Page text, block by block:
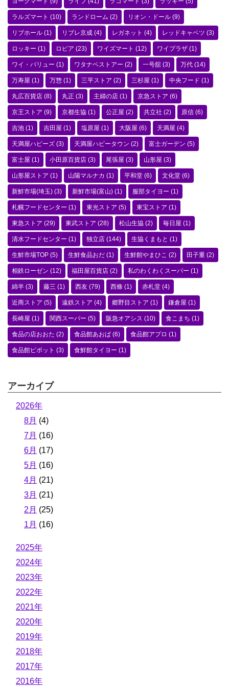
ラルズマート (10) ランドローム (2) リオン・ドール (9)
リブホール (1) リブレ京成 (4) レガネット (4) レッドキャベツ (3)
ロッキー (1) ロピア (23) ワイズマート (12) ワイプラザ (1)
ワイ・バリュー (1) ワタナベストアー (2) 一号舘 (3) 万代 (14)
万寿屋 (1) 万惣 (1) 三平ストア (2) 三杉屋 (1) 中央フード (1)
丸広百貨店 (8) 丸正 (3) 主婦の店 (1) 京急ストア (6)
京王ストア (9) 京都生協 (1) 公正屋 (2) 共立社 (2) 原信 (6)
吉池 (1) 吉田屋 (1) 塩原屋 (1) 大阪屋 (6) 天満屋 (4)
天満屋ハピーズ (3) 天満屋ハピータウン (2) 富士ガーデン (5)
富士屋 (1) 小田原百貨店 (3) 尾張屋 (3) 山形屋 (3)
山形屋ストア (1) 山陽マルナカ (1) 平和堂 (6) 文化堂 (6)
新鮮市場(埼玉) (3) 新鮮市場(富山) (1) 服部タイヨー (1)
札幌フードセンター (1) 東光ストア (5) 東宝ストア (1)
東急ストア (29) 東武ストア (28) 松山生協 (2) 毎日屋 (1)
清水フードセンター (1) 独立店 (144) 生協くまもと (1)
生鮮市場TOP (5) 生鮮食品おだ (1) 生鮮館やまひこ (2) 田子重 (2)
相鉄ローゼン (12) 福田屋百貨店 (2) 私のわくわくスーパー (1)
綿半 (3) 藤三 (1) 西友 (79) 西條 (1) 赤札堂 (4)
近商ストア (5) 遠鉄ストア (4) 郷野目ストア (1) 鎌倉屋 (1)
長崎屋 (1) 関西スーパー (5) 阪急オアシス (10) 食こまち (1)
食品の店おおた (2) 食品館あおば (6) 食品館アプロ (1)
食品館ピボット (3) 食鮮館タイヨー (1)
アーカイブ
2026年
8月 (4)
7月 (16)
6月 (17)
5月 (16)
4月 (21)
3月 (21)
2月 (25)
1月 (16)
2025年
2024年
2023年
2022年
2021年
2020年
2019年
2018年
2017年
2016年